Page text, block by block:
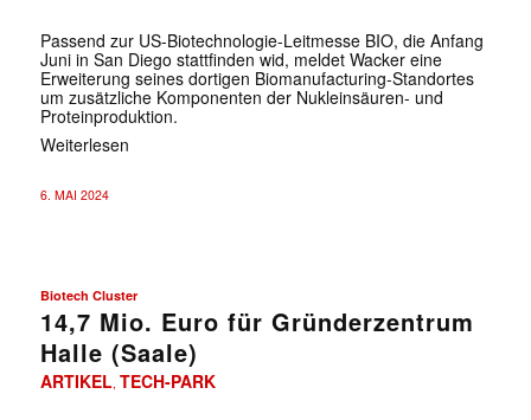
Passend zur US-Biotechnologie-Leitmesse BIO, die Anfang
Juni in San Diego stattfinden wid, meldet Wacker eine
Erweiterung seines dortigen Biomanufacturing-Standortes
um zusätzliche Komponenten der Nukleinsäuren- und
Proteinproduktion.
Weiterlesen
6. MAI 2024
Biotech Cluster
14,7 Mio. Euro für Gründerzentrum
Halle (Saale)
ARTIKEL TECH-PARK